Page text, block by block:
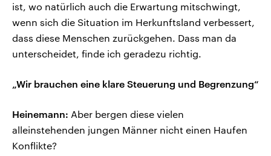
ist, wo natürlich auch die Erwartung mitschwingt,
wenn sich die Situation im Herkunftsland verbessert,
dass diese Menschen zurückgehen. Dass man da
unterscheidet, finde ich geradezu richtig.
„Wir brauchen eine klare Steuerung und Begrenzung“
Heinemann: Aber bergen diese vielen
alleinstehenden jungen Männer nicht einen Haufen
Konflikte?